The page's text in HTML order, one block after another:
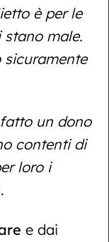
è per le
stano male.
sicuramente
un dono
contenti di
loro i
e dai